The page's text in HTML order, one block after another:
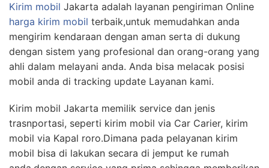
Kirim mobil Jakarta adalah layanan pengiriman Online
harga kirim mobil terbaik,untuk memudahkan anda
mengirim kendaraan dengan aman serta di dukung
dengan sistem yang profesional dan orang-orang yang
ahli dalam melayani anda. Anda bisa melacak posisi
mobil anda di tracking update Layanan kami.
Kirim mobil Jakarta memilik service dan jenis
trasnportasi, seperti kirim mobil via Car Carier, kirim
mobil via Kapal roro.Dimana pada pelayanan kirim
mobil bisa di lakukan secara di jemput ke rumah